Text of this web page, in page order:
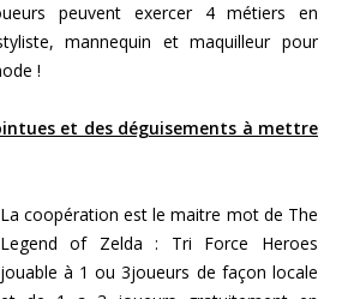
peuvent exercer 4 métiers en
mannequin et maquilleur pour
!
et des déguisements à mettre
La coopération est le maitre mot de The
Legend of Zelda : Tri Force Heroes
jouable à 1 ou 3joueurs de façon locale